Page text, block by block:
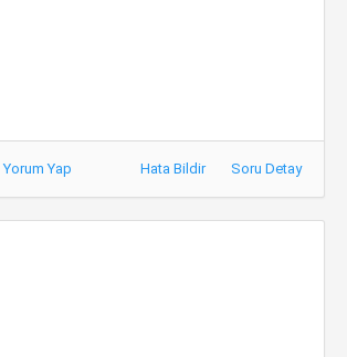
Yorum Yap Hata Bildir Soru Detay